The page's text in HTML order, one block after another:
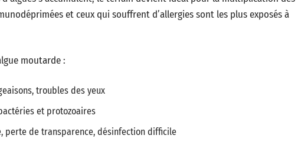
et ceux qui souffrent d’allergies sont les plus exposés à
moutarde :
troubles des yeux
et protozoaires
perte de transparence, désinfection difficile